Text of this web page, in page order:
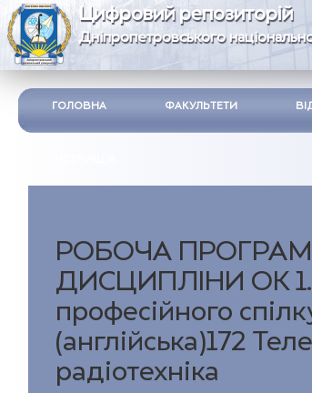
Цифровий репозиторій
Дніпропетровського
ГОЛОВНА ФАКУЛЬТЕТИ
РОБОЧА
ДИСЦИПЛІНИ ОК
професійного
(англійська)172
радіотехніка